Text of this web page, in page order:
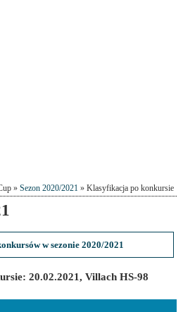
» Sezon 2020/2021» Klasyfikacja po konkursie
w sezonie 2020/2021
20.02.2021, Villach HS-98